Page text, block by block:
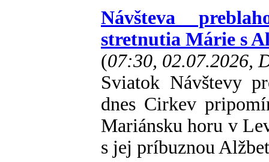
Návšteva
stretnutia Márie s
(07:30, 02.07.2026,
Sviatok Návštevy
dnes Cirkev
Mariánsku horu v
s jej príbuznou